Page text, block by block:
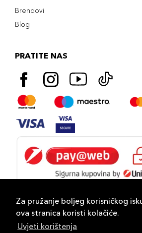
Za pružanje boljeg korisničkog
ova stranica koristi kolačiće.
Uvjeti korištenja
Brendovi
Blog
PRATITE NAS